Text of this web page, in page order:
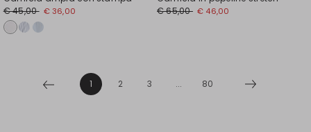
€ 45,00 € 36,00
€ 65,00 € 46,00
1 2 3 ... 80